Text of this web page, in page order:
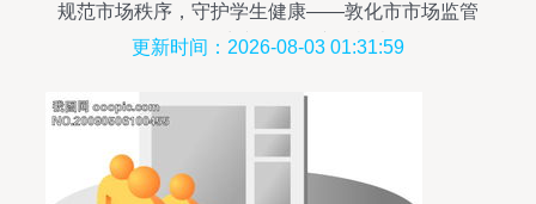
规范市场秩序，守护学生健康——敦化市市场监管
局开展学生文化用品专项检查
更新时间：2026-08-03 01:31:59